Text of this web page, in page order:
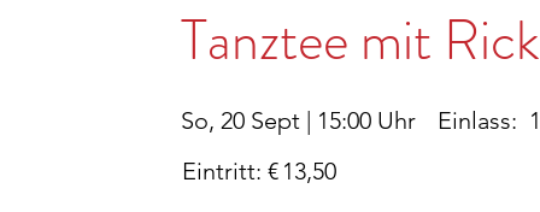
Tanztee mit
So, 20 Sept | 15:00 Uhr
Eintritt: € 13,50
Einlass: